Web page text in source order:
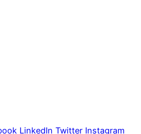
LinkedIn Twitter Instagram